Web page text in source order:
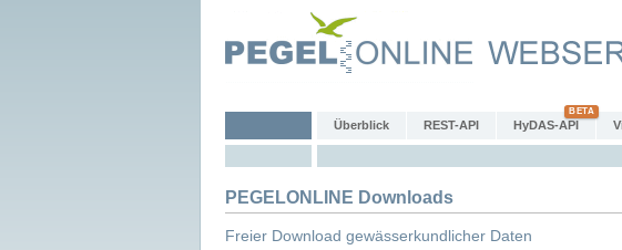
Überblick REST-API HyDAS-API
PEGELONLINE Downloads
Freier Download gewässerkundlicher Daten